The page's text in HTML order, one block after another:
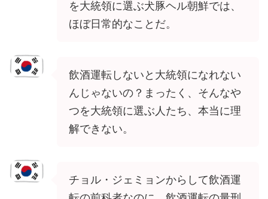
を大統領に選ぶ犬豚ヘル朝鮮では、
ほぼ日常的なことだ。
飲酒運転しないと大統領になれない
んじゃないの？まったく、そんなや
つを大統領に選ぶ人たち、本当に理
解できない。
チョル・ジェミョンからして飲酒運